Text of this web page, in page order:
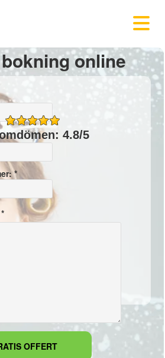
online
*
4.8/5